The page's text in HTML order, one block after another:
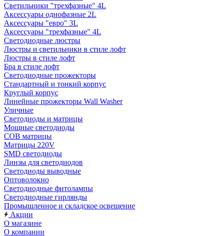
Светильники "трехфазные" 4L
Аксессуары однофазные 2L
Аксессуары "евро" 3L
Аксессуары "трехфазные" 4L
Светодиодные люстры
Люстры и светильники в стиле лофт
Люстры в стиле лофт
Бра в стиле лофт
Светодиодные прожекторы
Стандартный и тонкий корпус
Круглый корпус
Линейные прожекторы Wall Washer
Уличные
Светодиоды и матрицы
Мощные светодиоды
COB матрицы
Матрицы 220V
SMD светодиоды
Линзы для светодиодов
Светодиоды выводные
Оптоволокно
Светодиодные фитолампы
Светодиодные гирлянды
Промышленное и складское освещение
Акции
О магазине
О компании